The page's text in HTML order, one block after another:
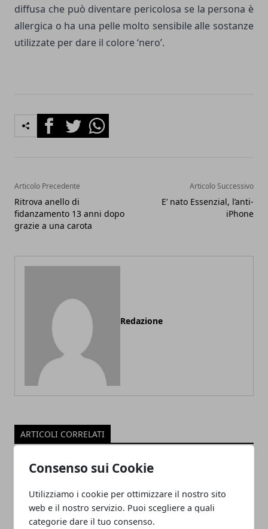
Consenso sui Cookie
Utilizziamo i cookie per ottimizzare il nostro sito
web e il nostro servizio. Puoi scegliere a quali
categorie dare il tuo consenso.
diffusa che può diventare pericolosa se la persona è
allergica o ha una pelle molto sensibile alle sostanze
utilizzate per dare il colore ‘nero’.
FacebookTwitterWhatsapp
Articolo Precedente
Ritrova anello di
fidanzamento 13 anni dopo
grazie a una carota
Articolo Successivo
E’ nato Essenzial, l’anti-
iPhone
Redazione
ARTICOLI CORRELATI